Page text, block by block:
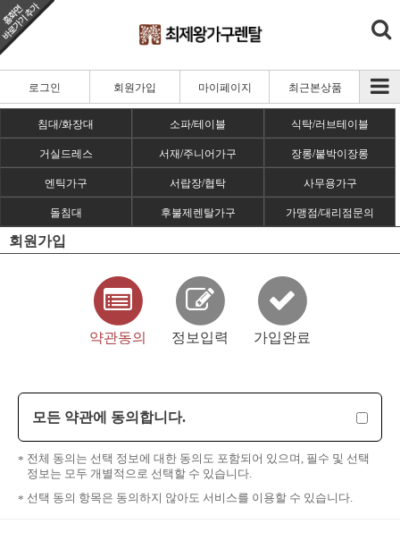
로그인 회원가입 마이페이지 최근본상품
침대/화장대 소파/테이블
식탁/러브테이블
거실드레스
서재/주니어가구
장롱/붙박이장롱
엔틱가구
서랍장/협탁
사무용가구
돌침대
후불제렌탈가구 가맹점/대리점문의
회원가입
약관동의 정보입력 가입완료
모든 약관에 동의합니다.
전체 동의는 선택 정보에 대한 동의도 포함되어 있으며, 필수 및 선택
정보는 모두 개별적으로 선택할 수 있습니다.
선택 동의 항목은 동의하지 않아도 서비스를 이용할 수 있습니다.